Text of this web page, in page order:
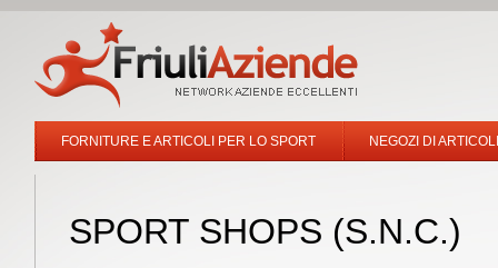
FORNITURE E ARTICOLI PER LO SPORT NEGOZI DI
SPORT SHOPS (S.N.C.)